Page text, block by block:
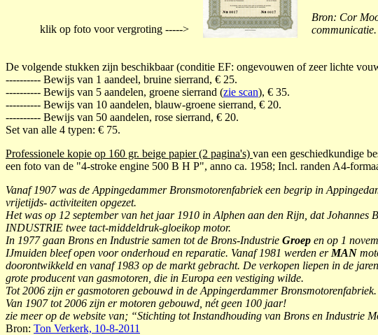
klik op foto voor vergroting ----->
Bron: Cor
communicatie.
De volgende stukken zijn beschikbaar (conditie EF: ongevouwen of zeer lichte
---------- Bewijs van 1 aandeel, bruine sierrand, € 25.
---------- Bewijs van 5 aandelen, groene sierrand (zie scan), € 35.
---------- Bewijs van 10 aandelen, blauw-groene sierrand, € 20.
---------- Bewijs van 50 aandelen, rose sierrand, € 20.
Set van alle 4 typen: € 75.
Professionele kopie op 160 gr. beige papier (2 pagina's) van een geschiedkundige
een foto van de "4-stroke engine 500 B H P", anno ca. 1958; Incl. randen A4-
Vanaf 1907 was de Appingedammer Bronsmotorenfabriek een begrip in
vrijetijds- activiteiten opgezet.
Het was op 12 september van het jaar 1910 in Alphen aan den Rijn, dat Johannes
INDUSTRIE twee tact-middeldruk-gloeikop motor.
In 1977 gaan Brons en Industrie samen tot de Brons-Industrie Groep en op 1
IJmuiden bleef open voor onderhoud en reparatie. Vanaf 1981 werden er MAN
doorontwikkeld en vanaf 1983 op de markt gebracht. De verkopen liepen in de
grote producent van gasmotoren, die in Europa een vestiging wilde.
Tot 2006 zijn er gasmotoren gebouwd in de Appingerdammer
Van 1907 tot 2006 zijn er motoren gebouwd, nét geen 100 jaar!
zie meer op de website van; “Stichting tot Instandhouding van Brons en Industrie
Bron: Ton Verkerk, 10-8-2011